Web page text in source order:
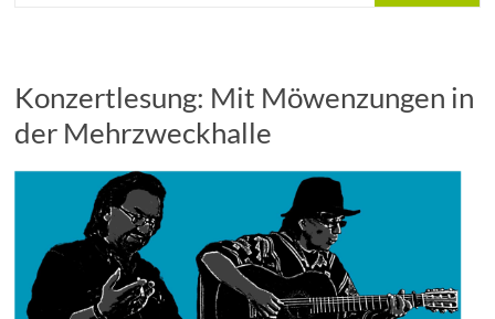
Konzertlesung: Mit Möwenzungen in
der Mehrzweckhalle